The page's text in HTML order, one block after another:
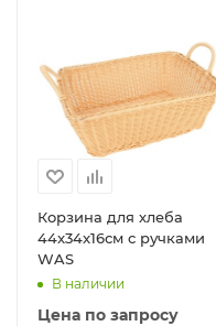
Корзина для хлеба
44x34x16см с ручками
WAS
В наличии
Цена по запросу